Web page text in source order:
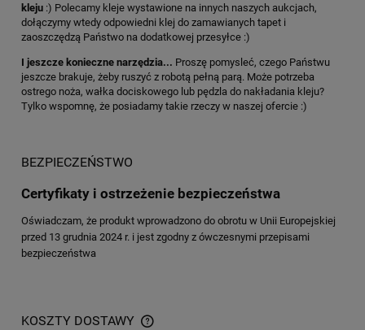
kleju :) Polecamy kleje wystawione na innych naszych aukcjach,
dołączymy wtedy odpowiedni klej do zamawianych tapet i
zaoszczędzą Państwo na dodatkowej przesyłce :)
I jeszcze konieczne narzędzia... Proszę pomysleć, czego Państwu
jeszcze brakuje, żeby ruszyć z robotą pełną parą. Może potrzeba
ostrego noża, wałka dociskowego lub pędzla do nakładania kleju?
Tylko wspomnę, że posiadamy takie rzeczy w naszej ofercie :)
BEZPIECZEŃSTWO
Certyfikaty i ostrzeżenie bezpieczeństwa
Oświadczam, że produkt wprowadzono do obrotu w Unii Europejskiej
przed 13 grudnia 2024 r. i jest zgodny z ówczesnymi przepisami
bezpieczeństwa
KOSZTY DOSTAWY